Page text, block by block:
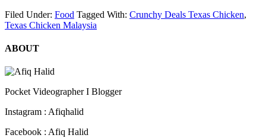
Filed Under: Food Tagged With: Crunchy Deals Texas Chicken,
Texas Chicken Malaysia
ABOUT
Pocket Videographer I Blogger
Instagram : Afiqhalid
Facebook : Afiq Halid